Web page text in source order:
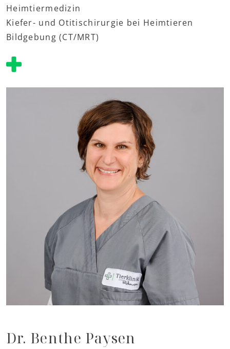
Heimtiermedizin
Kiefer- und Otitischirurgie bei Heimtieren
Bildgebung (CT/MRT)
Dr. Benthe Paysen